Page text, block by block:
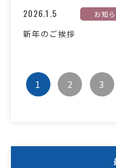
2026.1.5 お知
新年のご挨拶
1 2 3